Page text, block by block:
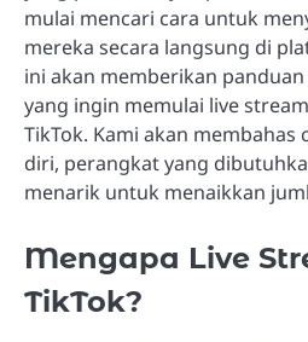
mulai mencari cara untuk
mereka secara langsung di
ini akan memberikan
yang ingin memulai live
TikTok. Kami akan membahas
diri, perangkat yang
menarik untuk menaikkan
Mengapa Live
TikTok?